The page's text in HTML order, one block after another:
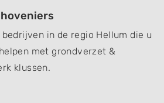
bedrijven in de regio Hellum die u
met grondverzet &
klussen.